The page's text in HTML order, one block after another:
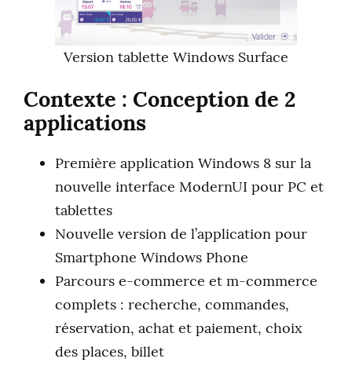
Version tablette Windows Surface
Contexte : Conception de 2
applications
Première application Windows 8 sur la
nouvelle interface ModernUI pour PC et
tablettes
Nouvelle version de l’application pour
Smartphone Windows Phone
Parcours e-commerce et m-commerce
complets : recherche, commandes,
réservation, achat et paiement, choix
des places, billet